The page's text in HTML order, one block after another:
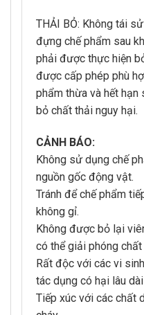
THẢI BỎ: Không tái
đựng chế phẩm sau
phải được thực hiện
được cấp phép phù
phẩm thừa và hết
bỏ chất thải nguy hại.
CẢNH BÁO:
Không sử dụng chế
nguồn gốc động vật.
Tránh để chế phẩm
không gỉ.
Không được bỏ lại
có thể giải phóng chất
Rất độc với các vi
tác dụng có hại lâu
Tiếp xúc với các chất